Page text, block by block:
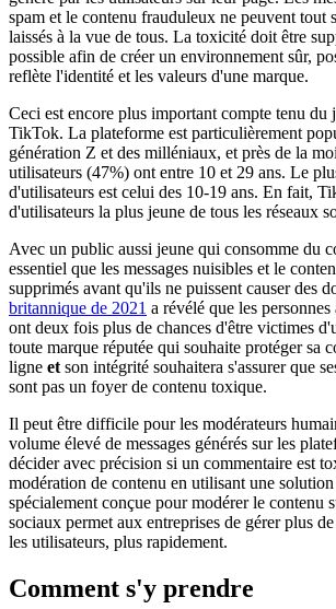
spam et le contenu frauduleux ne peuvent tout
laissés à la vue de tous. La toxicité doit être
possible afin de créer un environnement sûr,
reflète l'identité et les valeurs d'une marque.
Ceci est encore plus important compte tenu du
TikTok. La plateforme est particulièrement
génération Z et des milléniaux, et près de la
utilisateurs (47%) ont entre 10 et 29 ans. Le
d'utilisateurs est celui des 10-19 ans. En fait,
d'utilisateurs la plus jeune de tous les réseaux
Avec un public aussi jeune qui consomme du
essentiel que les messages nuisibles et le
supprimés avant qu'ils ne puissent causer des
britannique de 2021 a révélé que les
ont deux fois plus de chances d'être victimes
toute marque réputée qui souhaite protéger sa
ligne et son intégrité souhaitera s'assurer que
sont pas un foyer de contenu toxique.
Il peut être difficile pour les modérateurs
volume élevé de messages générés sur les
décider avec précision si un commentaire est
modération de contenu en utilisant une solution
spécialement conçue pour modérer le contenu
sociaux permet aux entreprises de gérer plus
les utilisateurs, plus rapidement.
Comment s'y prendre